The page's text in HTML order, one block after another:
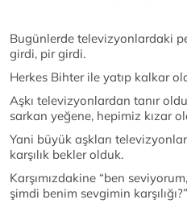
Bugünlerde televizyonlardaki
girdi, pir girdi.
Herkes Bihter ile yatıp kalkar
Aşkı televizyonlardan tanır
sarkan yeğene, hepimiz kızar
Yani büyük aşkları
karşılık bekler olduk.
Karşımızdakine “ben
şimdi benim sevgimin